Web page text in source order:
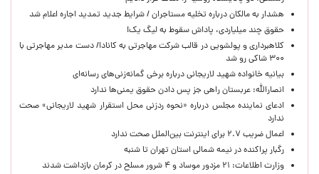
هشدار به مالکان درباره تخلیه مستاجران / شرایط جدید تمدید اجاره اعلام شد
حقوق چند میلیاردی، پاداش سقوط به لیگ یک!
کلاهبرداری و پولشویی در قالب شرکت مهاجرتی به کانادا/ دست مدیر مهاجرتی با
۳۰۰ شاکی رو شد
بیانیه خانواده شهید لاریجانی درباره برخی گمانه‌زنی‌های رسانه‌ای
انصارالله: عربستان راهی جز پس دادن حقوق یمنی‌ها ندارد
ادعای نماینده مجلس درباره «نحوه ردزنی محل استقرار شهید لاریجانی» صحت
ندارد
اعمال ضریب ۲.۷ برای اینترنت بین‌الملل صحت ندارد
رگبار پراکنده در نیمه شمالی استان تهران تا شنبه
وزارت اطلاعات: ۲۱ مزدور موساد و ۴ شرور مسلح در کرمان بازداشت شدند